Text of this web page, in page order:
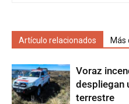
Artículo relacionados Más
Voraz
despliegan
terrestre